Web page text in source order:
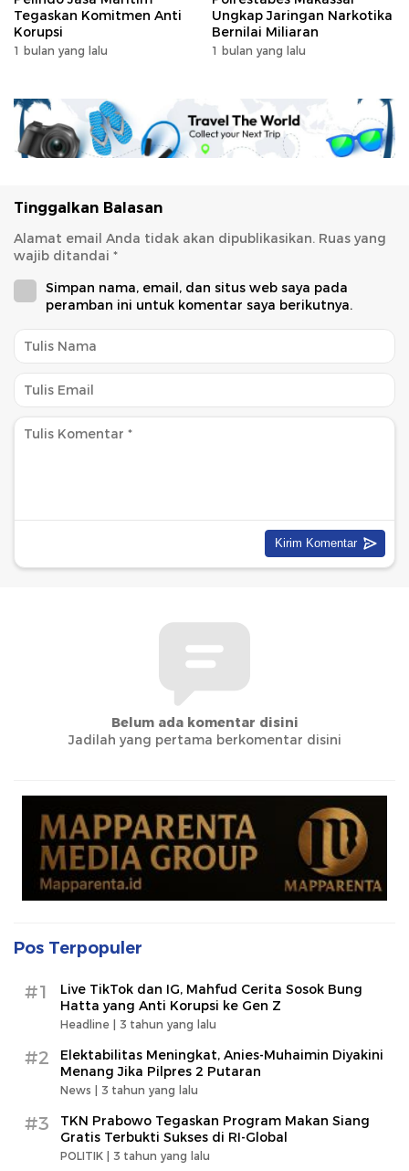
Tegaskan Komitmen Anti
Korupsi
1 bulan yang lalu
Ungkap Jaringan Narkotika
Bernilai Miliaran
1 bulan yang lalu
Tinggalkan Balasan
Alamat email Anda tidak akan dipublikasikan. Ruas yang
wajib ditandai *
Simpan nama, email, dan situs web saya pada
peramban ini untuk komentar saya berikutnya.
Belum ada komentar disini
Jadilah yang pertama berkomentar disini
Pos Terpopuler
#1
Live TikTok dan IG, Mahfud Cerita Sosok Bung
Hatta yang Anti Korupsi ke Gen Z
Headline | 3 tahun yang lalu
#2
Elektabilitas Meningkat, Anies-Muhaimin Diyakini
Menang Jika Pilpres 2 Putaran
News | 3 tahun yang lalu
#3
TKN Prabowo Tegaskan Program Makan Siang
Gratis Terbukti Sukses di RI-Global
POLITIK | 3 tahun yang lalu